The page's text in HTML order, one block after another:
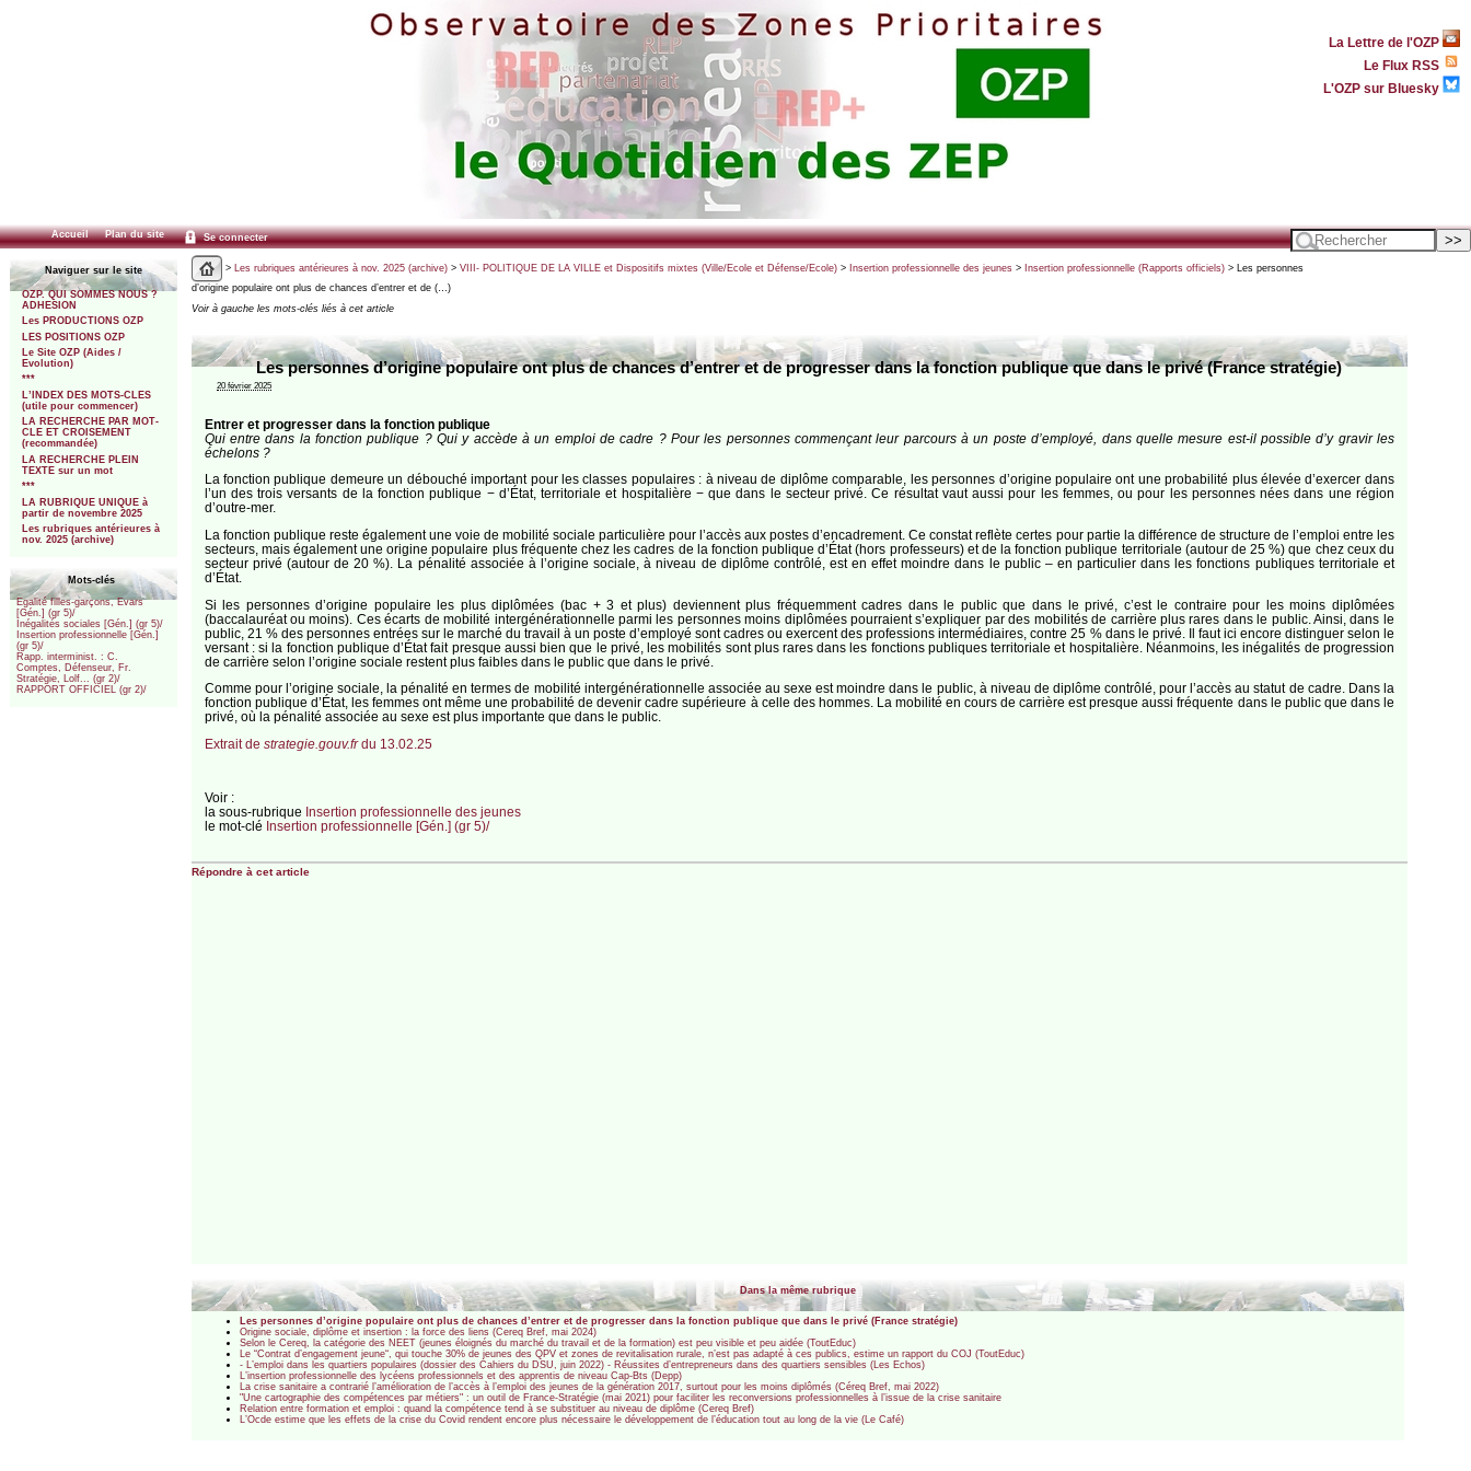
La Lettre de l'OZP
Le Flux RSS
L'OZP sur Bluesky
Accueil Plan du site Se connecter
Naviguer sur le site
OZP. QUI SOMMES NOUS ?
ADHESION
Les PRODUCTIONS OZP
LES POSITIONS OZP
Le Site OZP (Aides /
Evolution)
***
L’INDEX DES MOTS-CLES
(utile pour commencer)
LA RECHERCHE PAR MOT-
CLE ET CROISEMENT
(recommandée)
LA RECHERCHE PLEIN
TEXTE sur un mot
***
LA RUBRIQUE UNIQUE à
partir de novembre 2025
Les rubriques antérieures à
nov. 2025 (archive)
Mots-clés
Egalité filles-garçons, Evars
[Gén.] (gr 5)/
Inégalités sociales [Gén.] (gr 5)/
Insertion professionnelle [Gén.]
(gr 5)/
Rapp. interminist. : C.
Comptes, Défenseur, Fr.
Stratégie, Lolf... (gr 2)/
RAPPORT OFFICIEL (gr 2)/
> Les rubriques antérieures à nov. 2025 (archive)> VIII- POLITIQUE DE LA VILLE et Dispositifs mixtes (Ville/Ecole et Défense/Ecole)> Insertion professionnelle des jeunes> Insertion professionnelle (Rapports officiels)> Les personnes
d’origine populaire ont plus de chances d’entrer et de (…)
Voir à gauche les mots-clés liés à cet article
Les personnes d’origine populaire ont plus de chances d’entrer et de progresser dans la fonction publique que dans le privé (France stratégie)
20 février 2025
Entrer et progresser dans la fonction publique
Qui entre dans la fonction publique ? Qui y accède à un emploi de cadre ? Pour les personnes commençant leur parcours à un poste d’employé, dans quelle mesure est-il possible d’y gravir les
échelons ?
La fonction publique demeure un débouché important pour les classes populaires : à niveau de diplôme comparable, les personnes d’origine populaire ont une probabilité plus élevée d’exercer dans
l’un des trois versants de la fonction publique − d’État, territoriale et hospitalière − que dans le secteur privé. Ce résultat vaut aussi pour les femmes, ou pour les personnes nées dans une région
d’outre-mer.
La fonction publique reste également une voie de mobilité sociale particulière pour l’accès aux postes d’encadrement. Ce constat reflète certes pour partie la différence de structure de l’emploi entre les
secteurs, mais également une origine populaire plus fréquente chez les cadres de la fonction publique d’État (hors professeurs) et de la fonction publique territoriale (autour de 25 %) que chez ceux du
secteur privé (autour de 20 %). La pénalité associée à l’origine sociale, à niveau de diplôme contrôlé, est en effet moindre dans le public – en particulier dans les fonctions publiques territoriale et
d’État.
Si les personnes d’origine populaire les plus diplômées (bac + 3 et plus) deviennent plus fréquemment cadres dans le public que dans le privé, c’est le contraire pour les moins diplômées
(baccalauréat ou moins). Ces écarts de mobilité intergénérationnelle parmi les personnes moins diplômées pourraient s’expliquer par des mobilités de carrière plus rares dans le public. Ainsi, dans le
public, 21 % des personnes entrées sur le marché du travail à un poste d’employé sont cadres ou exercent des professions intermédiaires, contre 25 % dans le privé. Il faut ici encore distinguer selon le
versant : si la fonction publique d’État fait presque aussi bien que le privé, les mobilités sont plus rares dans les fonctions publiques territoriale et hospitalière. Néanmoins, les inégalités de progression
de carrière selon l’origine sociale restent plus faibles dans le public que dans le privé.
Comme pour l’origine sociale, la pénalité en termes de mobilité intergénérationnelle associée au sexe est moindre dans le public, à niveau de diplôme contrôlé, pour l’accès au statut de cadre. Dans la
fonction publique d’État, les femmes ont même une probabilité de devenir cadre supérieure à celle des hommes. La mobilité en cours de carrière est presque aussi fréquente dans le public que dans le
privé, où la pénalité associée au sexe est plus importante que dans le public.
Extrait de strategie.gouv.frdu 13.02.25
Voir :
la sous-rubrique Insertion professionnelle des jeunes
le mot-clé Insertion professionnelle [Gén.] (gr 5)/
Répondre à cet article
Dans la même rubrique
Les personnes d’origine populaire ont plus de chances d’entrer et de progresser dans la fonction publique que dans le privé (France stratégie)
Origine sociale, diplôme et insertion : la force des liens (Cereq Bref, mai 2024)
Selon le Cereq, la catégorie des NEET (jeunes éloignés du marché du travail et de la formation) est peu visible et peu aidée (ToutEduc)
Le “Contrat d’engagement jeune“, qui touche 30% de jeunes des QPV et zones de revitalisation rurale, n’est pas adapté à ces publics, estime un rapport du COJ (ToutEduc)
- L’emploi dans les quartiers populaires (dossier des Cahiers du DSU, juin 2022) - Réussites d’entrepreneurs dans des quartiers sensibles (Les Echos)
L’insertion professionnelle des lycéens professionnels et des apprentis de niveau Cap-Bts (Depp)
La crise sanitaire a contrarié l’amélioration de l’accès à l’emploi des jeunes de la génération 2017, surtout pour les moins diplômés (Céreq Bref, mai 2022)
"Une cartographie des compétences par métiers" : un outil de France-Stratégie (mai 2021) pour faciliter les reconversions professionnelles à l’issue de la crise sanitaire
Relation entre formation et emploi : quand la compétence tend à se substituer au niveau de diplôme (Cereq Bref)
L’Ocde estime que les effets de la crise du Covid rendent encore plus nécessaire le développement de l’éducation tout au long de la vie (Le Café)